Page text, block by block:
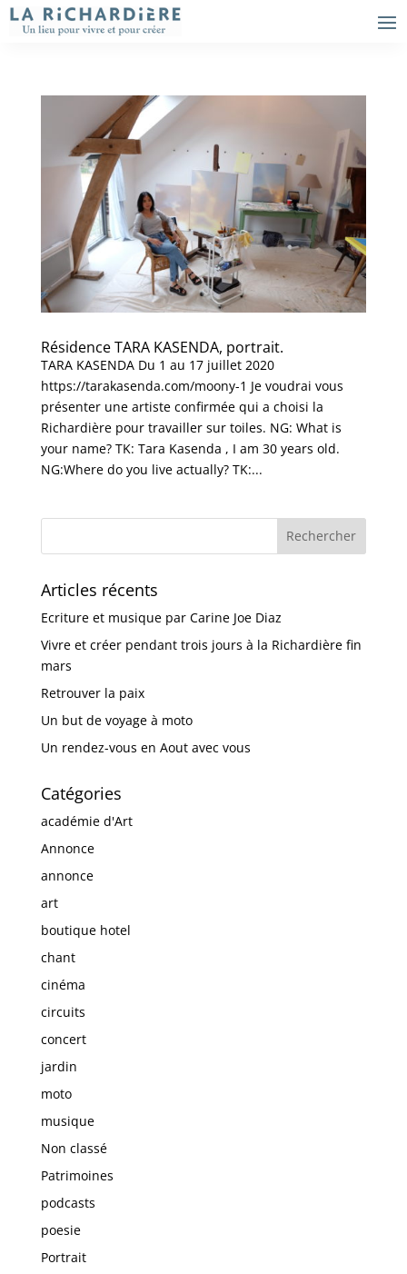
Résidence TARA KASENDA, portrait.
TARA KASENDA Du 1 au 17 juillet 2020
https://tarakasenda.com/moony-1 Je voudrai vous
présenter une artiste confirmée qui a choisi la
Richardière pour travailler sur toiles. NG: What is
your name? TK: Tara Kasenda , I am 30 years old.
NG:Where do you live actually? TK:...
Articles récents
Ecriture et musique par Carine Joe Diaz
Vivre et créer pendant trois jours à la Richardière fin
mars
Retrouver la paix
Un but de voyage à moto
Un rendez-vous en Aout avec vous
Catégories
académie d'Art
Annonce
annonce
art
boutique hotel
chant
cinéma
circuits
concert
jardin
moto
musique
Non classé
Patrimoines
podcasts
poesie
Portrait